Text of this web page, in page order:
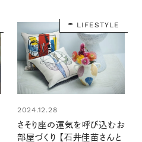
LIFESTYLE
2024.12.28
さそり座の運気を呼び込むお
部屋づくり 【石井佳苗さんと